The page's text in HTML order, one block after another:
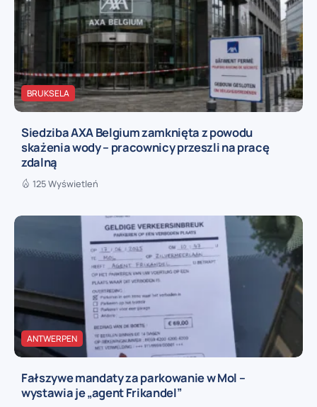
BRUKSELA
Siedziba AXA Belgium zamknięta z powodu
skażenia wody – pracownicy przeszli na pracę
zdalną
125 Wyświetleń
ANTWERPEN
Fałszywe mandaty za parkowanie w Mol –
wystawia je „agent Frikandel”